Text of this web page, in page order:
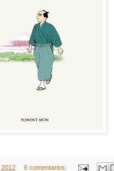
2012 6 comentarios: